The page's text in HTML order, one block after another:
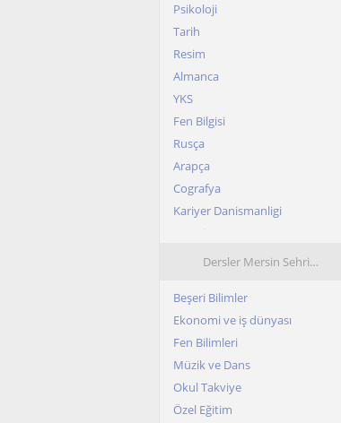
Psikoloji
Tarih
Resim
Almanca
YKS
Fen Bilgisi
Rusça
Arapça
Cografya
Kariyer Danismanligi
Fransizca
Grafik Tasarim
Dersler Mersin Sehri…
Beşeri Bilimler
Ekonomi ve iş dünyası
Fen Bilimleri
Müzik ve Dans
Okul Takviye
Özel Eğitim